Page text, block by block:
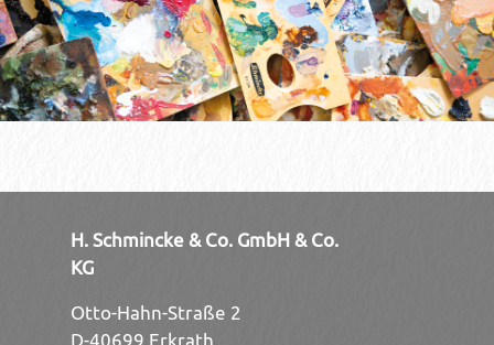
H. Schmincke & Co. GmbH & Co.
KG
Otto-Hahn-Straße 2